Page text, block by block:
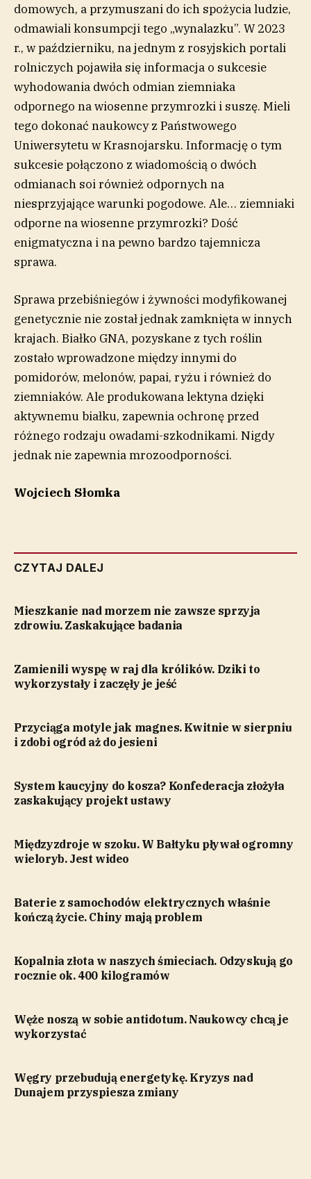
domowych, a przymuszani do ich spożycia ludzie,
odmawiali konsumpcji tego „wynalazku”. W 2023
r., w październiku, na jednym z rosyjskich portali
rolniczych pojawiła się informacja o sukcesie
wyhodowania dwóch odmian ziemniaka
odpornego na wiosenne przymrozki i suszę. Mieli
tego dokonać naukowcy z Państwowego
Uniwersytetu w Krasnojarsku. Informację o tym
sukcesie połączono z wiadomością o dwóch
odmianach soi również odpornych na
niesprzyjające warunki pogodowe. Ale… ziemniaki
odporne na wiosenne przymrozki? Dość
enigmatyczna i na pewno bardzo tajemnicza
sprawa.
Sprawa przebiśniegów i żywności modyfikowanej
genetycznie nie został jednak zamknięta w innych
krajach. Białko GNA, pozyskane z tych roślin
zostało wprowadzone między innymi do
pomidorów, melonów, papai, ryżu i również do
ziemniaków. Ale produkowana lektyna dzięki
aktywnemu białku, zapewnia ochronę przed
różnego rodzaju owadami-szkodnikami. Nigdy
jednak nie zapewnia mrozoodporności.
Wojciech Słomka
CZYTAJ DALEJ
Mieszkanie nad morzem nie zawsze sprzyja
zdrowiu. Zaskakujące badania
Zamienili wyspę w raj dla królików. Dziki to
wykorzystały i zaczęły je jeść
Przyciąga motyle jak magnes. Kwitnie w sierpniu
i zdobi ogród aż do jesieni
System kaucyjny do kosza? Konfederacja złożyła
zaskakujący projekt ustawy
Międzyzdroje w szoku. W Bałtyku pływał ogromny
wieloryb. Jest wideo
Baterie z samochodów elektrycznych właśnie
kończą życie. Chiny mają problem
Kopalnia złota w naszych śmieciach. Odzyskują go
rocznie ok. 400 kilogramów
Węże noszą w sobie antidotum. Naukowcy chcą je
wykorzystać
Węgry przebudują energetykę. Kryzys nad
Dunajem przyspiesza zmiany